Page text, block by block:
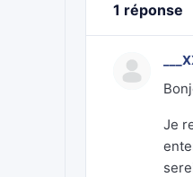
1 réponse
Je